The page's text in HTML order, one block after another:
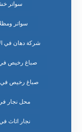
سواتر
سواتر
شركة دهان في
صباغ رخيص في
صباغ رخيص في
محل نجار
نجار اثاث